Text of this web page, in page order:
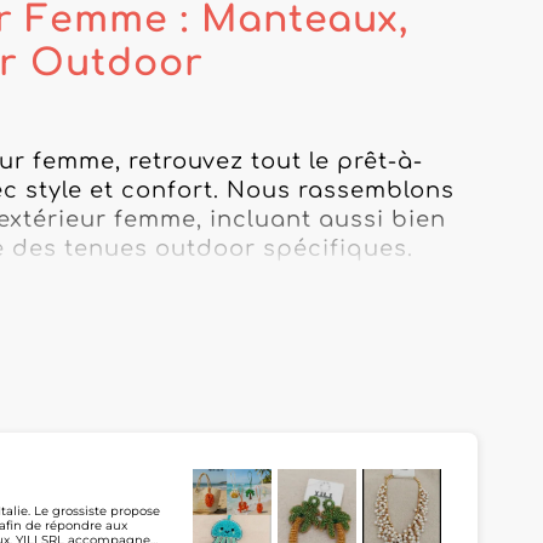
: Manteaux,
Outdoor
femme, retrouvez tout le prêt-à-
style et confort. Nous rassemblons
femme, incluant aussi bien
des tenues outdoor spécifiques.
plus technique et professionnel,
Le grossiste propose
de répondre aux